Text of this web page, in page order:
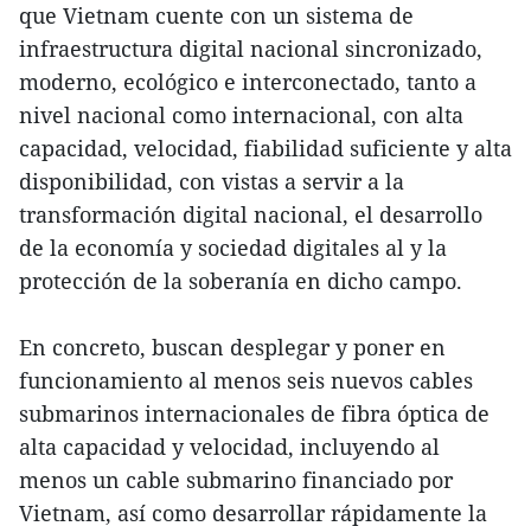
que Vietnam cuente con un sistema de
infraestructura digital nacional sincronizado,
moderno, ecológico e interconectado, tanto a
nivel nacional como internacional, con alta
capacidad, velocidad, fiabilidad suficiente y alta
disponibilidad, con vistas a servir a la
transformación digital nacional, el desarrollo
de la economía y sociedad digitales al y la
protección de la soberanía en dicho campo.
En concreto, buscan desplegar y poner en
funcionamiento al menos seis nuevos cables
submarinos internacionales de fibra óptica de
alta capacidad y velocidad, incluyendo al
menos un cable submarino financiado por
Vietnam, así como desarrollar rápidamente la